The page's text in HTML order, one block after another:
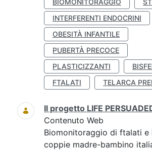
BIOMONITORAGGIO
INTERFERENTI ENDOCRINI
OBESITÀ INFANTILE
PUBERTÀ PRECOCE
PLASTICIZZANTI
FTALATI
TELARCA
Il progetto LIFE
Contenuto Web
Biomonitoraggio di ftalati e
coppie madre-bambino